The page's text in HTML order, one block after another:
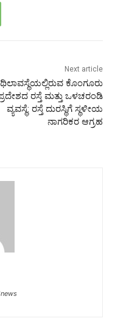
Next article
ಕೊಂಗೂರು
ರಸ್ತೆ ಮತ್ತು ಒಳಚರಂಡಿ
ವ್ಯವಸ್ಥೆ: ರಸ್ತೆ ದುರಸ್ಥಿಗೆ ಸ್ಥಳೀಯ
ನಾಗರಿಕರ ಆಗ್ರಹ